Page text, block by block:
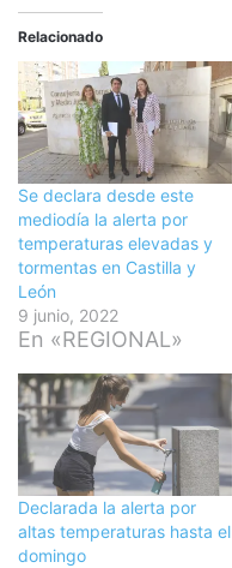
Relacionado
Se declara desde este
mediodía la alerta por
temperaturas elevadas y
tormentas en Castilla y
León
9 junio, 2022
En «REGIONAL»
Declarada la alerta por
altas temperaturas hasta el
domingo